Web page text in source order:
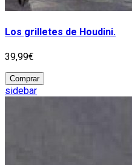
Los grilletes de Houdini.
39,99€
Comprar
sidebar